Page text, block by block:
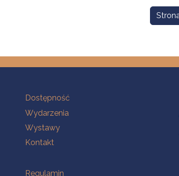
Na skróty
Dostępność
Wydarzenia
Wystawy
Kontakt
Na skróty
Regulamin